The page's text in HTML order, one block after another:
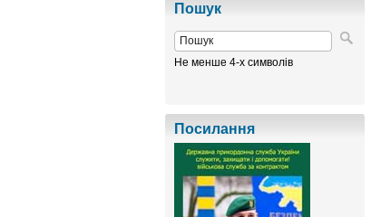
Пошук
Не менше 4-х символів
Посилання